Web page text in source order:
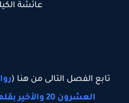
عائشة
تابع الفصل التالى من هنا (
العشرون 20 والأخير بقلم عائشة الكيلانى